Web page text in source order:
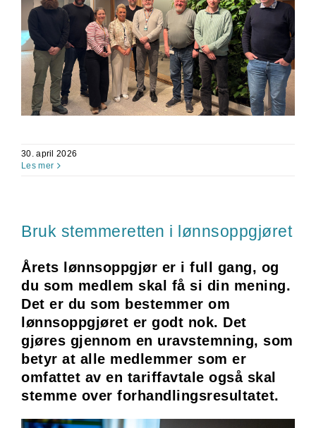
30. april 2026
Les mer
Bruk stemmeretten i lønnsoppgjøret
Årets lønnsoppgjør er i full gang, og
du som medlem skal få si din mening.
Det er du som bestemmer om
lønnsoppgjøret er godt nok. Det
gjøres gjennom en uravstemning, som
betyr at alle medlemmer som er
omfattet av en tariffavtale også skal
stemme over forhandlingsresultatet.